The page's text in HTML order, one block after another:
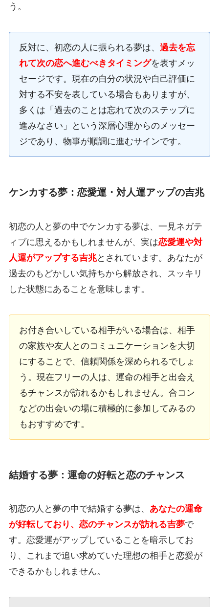
う。
反対に、初恋の人に振られる夢は、 過去を忘
れて次の恋へ進むべきタイミングを表すメッ
セージです。現在の自分の状況や自己評価に
対する不安を表している場合もありますが、
多くは「過去のことは忘れて次のステップに
進みなさい」という深層心理からのメッセー
ジであり、物事が順調に進むサインです。
ケンカする夢：恋愛運・対人運アップの吉兆
初恋の人と夢の中でケンカする夢は、一見ネガテ
ィブに思えるかもしれませんが、実は恋愛運や対
人運がアップする吉兆とされています。あなたが
過去のもどかしい気持ちから解放され、スッキリ
した状態にあることを意味します。
お付き合いしている相手がいる場合は、相手
の家族や友人とのコミュニケーションを大切
にすることで、信頼関係を深められるでしょ
う。現在フリーの人は、運命の相手と出会え
るチャンスが訪れるかもしれません。合コン
などの出会いの場に積極的に参加してみるの
もおすすめです。
結婚する夢：運命の好転と恋のチャンス
初恋の人と夢の中で結婚する夢は、 あなたの運命
が好転しており、恋のチャンスが訪れる吉夢で
す。恋愛運がアップしていることを暗示してお
り、これまで追い求めていた理想の相手と恋愛が
できるかもしれません。